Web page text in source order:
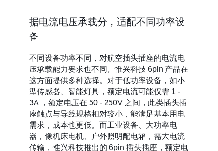
据电流电压承载分，适配不同功率设
备
不同设备功率不同，对航空插头插座的电流电
压承载能力要求也不同。惟兴科技 6pin 产品在
这方面提供多种选择。对于低功率设备，如小
型传感器、智能灯具，额定电流可能仅需 1 -
3A ，额定电压在 50 - 250V 之间，此类插头插
座触点与导线规格相对较小，能满足基本用电
需求，成本也更低。而工业设备、大功率电
器，像机床电机、户外照明配电箱，需大电流
传输，惟兴科技推出的 6pin 插头插座，额定电